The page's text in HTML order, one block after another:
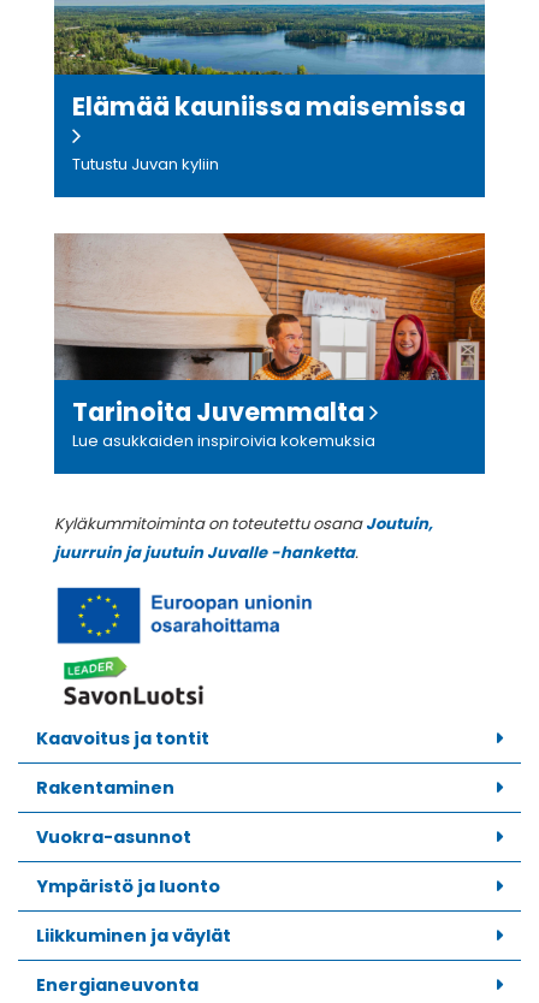
Kaavoitus ja tontit
Rakentaminen
Vuokra-asunnot
Ympäristö ja luonto
Liikkuminen ja väylät
Energianeuvonta
Elämää kauniissa maisemissa
Tutustu Juvan kyliin
Tarinoita Juvemmalta
Lue asukkaiden inspiroivia kokemuksia
Kyläkummitoiminta on toteutettu osanaJoutuin,
juurruin ja juutuin Juvalle -hanketta.